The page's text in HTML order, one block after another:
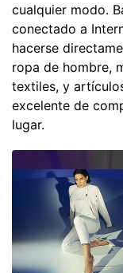
cualquier modo.
conectado a
hacerse
ropa de hombre,
textiles, y
excelente de
lugar.